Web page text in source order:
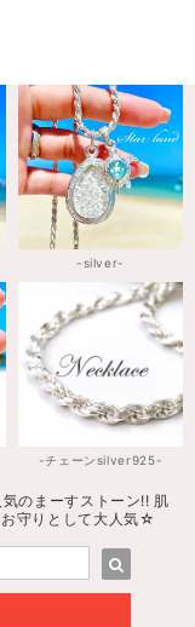
-silver-
-チェーンsilver925-
のまーすストーン!! 肌
守りとして大人気☆